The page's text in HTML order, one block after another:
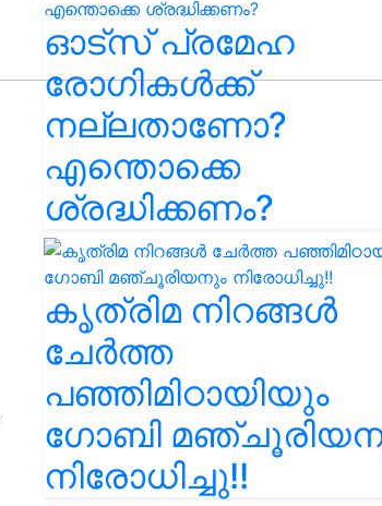
ഓട്സ് പ്രമേഹ
രോഗികൾക്ക്
നല്ലതാണോ?
എന്തൊക്കെ
ശ്രദ്ധിക്കണം?
കൃത്രിമ നിറങ്ങൾ
ചേർത്ത
പഞ്ഞിമിഠായിയും
ഗോബി
നിരോധിച്ചു!!